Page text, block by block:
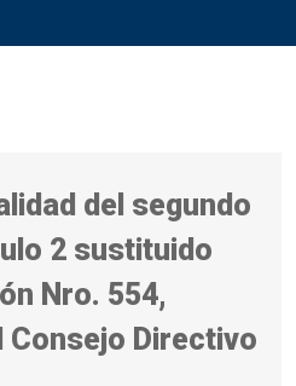
del segundo
2 sustituido
Nro. 554,
Consejo Directivo